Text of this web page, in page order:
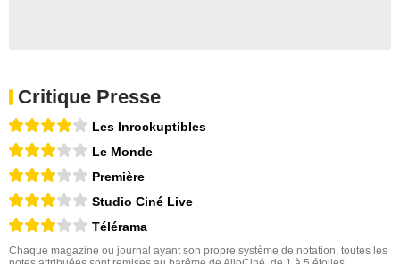
Critique Presse
Les Inrockuptibles
Le Monde
Première
Studio Ciné Live
Télérama
Chaque magazine ou journal ayant son propre système de notation, toutes les